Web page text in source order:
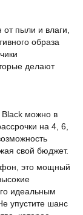
пыли и влаги,
образа
делают
Black можно в
на 4, 6,
свой бюджет.
это мощный
идеальным
упустите шанс